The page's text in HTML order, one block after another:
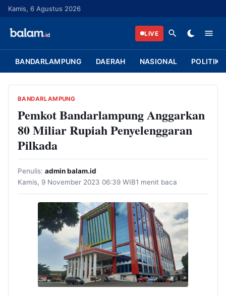
u
Kamis, 6 Agustus 2026
LIVE
BANDARLAMPUNG DAERAH NASIONAL POLITIK
BANDARLAMPUNG
Pemkot Bandarlampung Anggarkan
80 Miliar Rupiah Penyelenggaran
Pilkada
Penulis: admin balam.id
Kamis, 9 November 2023 06:39 WIB1 menit baca